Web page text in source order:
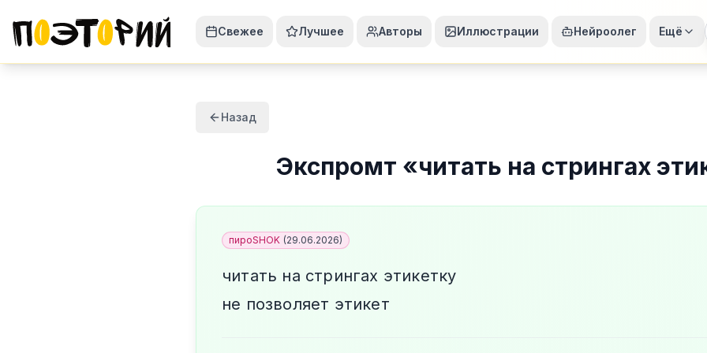
Свежее Лучшее Авторы Иллюстрации Нейроолег Ещё
Назад
Экспромт «читать на стрингах
пироSHOK (29.06.2026)
читать на стрингах этикетку
не позволяет этикет